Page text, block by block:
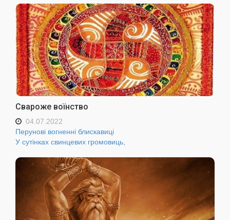
Свароже воїнство
04.07.2022
Перунові вогненні блискавиці
У сутінках свинцевих громовиць,